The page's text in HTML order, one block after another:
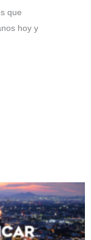
que
hoy y